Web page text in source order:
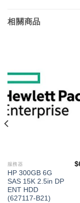
相關商品
服務器
HP 300GB 6G
SAS 15K 2.5in DP
ENT HDD
(627117-B21)
$